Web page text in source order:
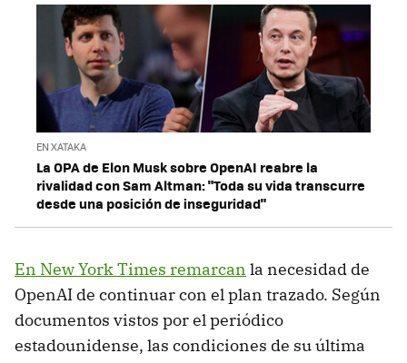
EN XATAKA
La OPA de Elon Musk sobre OpenAI reabre la
rivalidad con Sam Altman: "Toda su vida transcurre
desde una posición de inseguridad"
En New York Times remarcan la necesidad de
OpenAI de continuar con el plan trazado. Según
documentos vistos por el periódico
estadounidense, las condiciones de su última